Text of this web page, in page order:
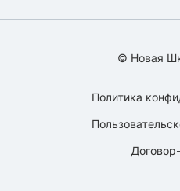
© Новая
Политика